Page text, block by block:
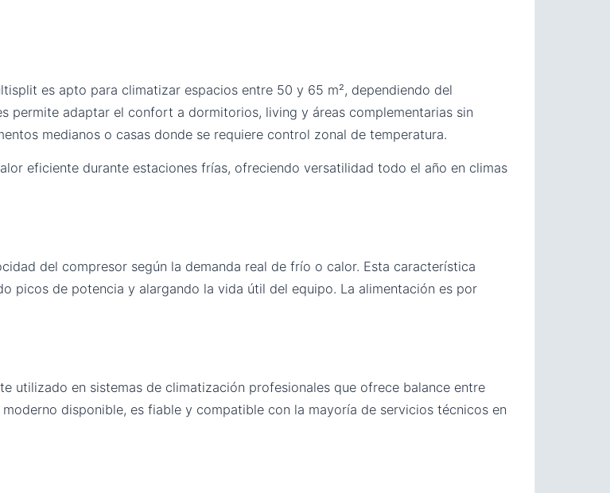
es apto para climatizar espacios entre 50 y 65 m², dependiendo del
permite adaptar el confort a dormitorios, living y áreas complementarias sin
medianos o casas donde se requiere control zonal de temperatura.
eficiente durante estaciones frías, ofreciendo versatilidad todo el año en climas
del compresor según la demanda real de frío o calor. Esta característica
picos de potencia y alargando la vida útil del equipo. La alimentación es por
utilizado en sistemas de climatización profesionales que ofrece balance entre
disponible, es fiable y compatible con la mayoría de servicios técnicos en